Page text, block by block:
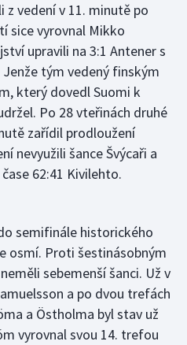
z vedení v 11. minutě po
sice vyrovnal Mikko
upravili na 3:1 Antener s
tým vedený finským
který dovedl Suomi k
Po 28 vteřinách druhé
zařídil prodloužení
nevyužili šance Švýcaři a
62:41 Kivilehto.
semifinále historického
osmí. Proti šestinásobným
sebemenší šanci. Už v
a po dvou trefách
a Östholma byl stav už
vyrovnal svou 14. trefou